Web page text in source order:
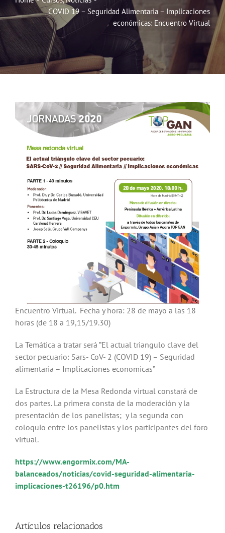
Noticias
Hazte Socio
WooCommerce My Account
WooCommerce Cart
COVID 19 – Seguridad Alimentaria – Implicaciones
económicas: Encuentro Virtual
Encuentro Virtual. Fecha y hora: 28 de mayo a las 18
horas (de 18 a 19,15/19.30)
La Temática a tratar será ”El actual triangulo clave del
sector pecuario: Sars- CoV- 2 (COVID 19) – Seguridad
alimentaria – Implicaciones economicas”
La Estructura de la Mesa Redonda virtual constará de
dos partes. La primera consta de la moderación y la
presentación de los panelistas; y la segunda con
coloquio entre los panelistas y los participantes del foro
virtual.
https://www.engormix.com/MA-
balanceados/noticias/covid-seguridad-alimentaria-
implicaciones-t26196/p0.htm
Artículos relacionados